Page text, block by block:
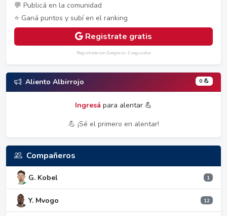
💬 Publicá en la comunidad
⭐ Ganá puntos y subí en el ranking
Registrate gratis
Registrate con Google en 2 segundos
Aliento Albirrojo 0 💪
Ingresá para alentar 💪
💪 ¡Sé el primero en alentar!
Compañeros
G. Kobel 1
Y. Mvogo 12